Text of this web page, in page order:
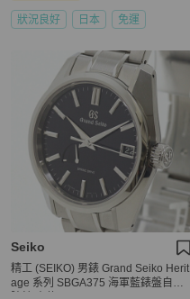
狀況良好 日本 免運
Seiko
精工 (SEIKO) 男錶 Grand Seiko Herit
age 系列 SBGA375 海軍藍錶盤自動